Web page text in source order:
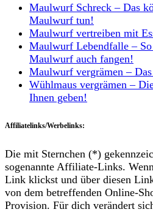
Maulwurf Schreck – Das
Maulwurf tun!
Maulwurf vertreiben mit
Maulwurf Lebendfalle – So
Maulwurf auch fangen!
Maulwurf vergrämen –
Wühlmaus vergrämen –
Ihnen geben!
Affiliatelinks/Werbelinks:
Die mit Sternchen (*)
sogenannte Affiliate-Links.
Link klickst und über diesen
von dem betreffenden Online-
Provision. Für dich verändert